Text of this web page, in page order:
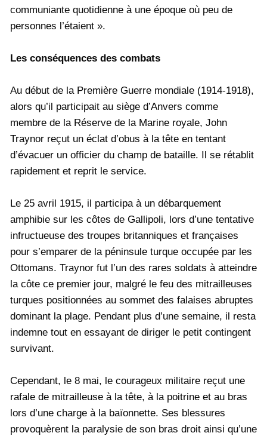
communiante quotidienne à une époque où peu de
personnes l’étaient ».
Les conséquences des combats
Au début de la Première Guerre mondiale (1914-1918),
alors qu’il participait au siège d’Anvers comme
membre de la Réserve de la Marine royale, John
Traynor reçut un éclat d’obus à la tête en tentant
d’évacuer un officier du champ de bataille. Il se rétablit
rapidement et reprit le service.
Le 25 avril 1915, il participa à un débarquement
amphibie sur les côtes de Gallipoli, lors d’une tentative
infructueuse des troupes britanniques et françaises
pour s’emparer de la péninsule turque occupée par les
Ottomans. Traynor fut l’un des rares soldats à atteindre
la côte ce premier jour, malgré le feu des mitrailleuses
turques positionnées au sommet des falaises abruptes
dominant la plage. Pendant plus d’une semaine, il resta
indemne tout en essayant de diriger le petit contingent
survivant.
Cependant, le 8 mai, le courageux militaire reçut une
rafale de mitrailleuse à la tête, à la poitrine et au bras
lors d’une charge à la baïonnette. Ses blessures
provoquèrent la paralysie de son bras droit ainsi qu’une